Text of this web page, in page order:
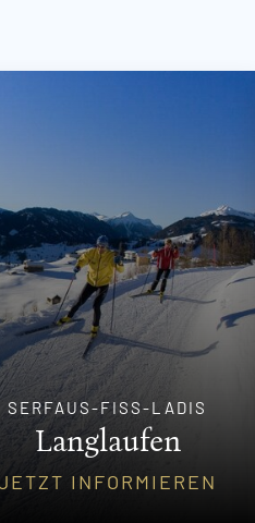
SERFAUS-FISS-LADIS
Langlaufen
INFORMIEREN